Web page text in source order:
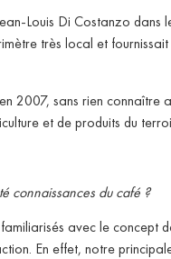
Louis Di Costanzo dans
très local et
2007, sans rien connaître
et de produits du
connaissances du café ?
avec le concept
En effet, notre